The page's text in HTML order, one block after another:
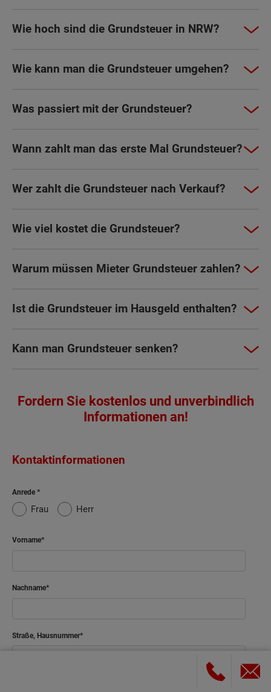
Wie hoch sind die Grundsteuer in NRW?
Wie kann man die Grundsteuer umgehen?
Was passiert mit der Grundsteuer?
Wann zahlt man das erste Mal Grundsteuer?
Wer zahlt die Grundsteuer nach Verkauf?
Wie viel kostet die Grundsteuer?
Warum müssen Mieter Grundsteuer zahlen?
Ist die Grundsteuer im Hausgeld enthalten?
Kann man Grundsteuer senken?
Fordern Sie kostenlos und unverbindlich
Informationen an!
Kontaktinformationen
Anrede
Frau Herr
Vorname
Nachname
Straße, Hausnummer